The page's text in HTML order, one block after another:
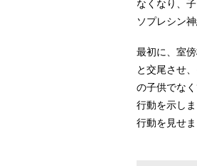
なくなり、
ソプレシン
最初に、室
と交尾させ
の子供でな
行動を示し
行動を見せま